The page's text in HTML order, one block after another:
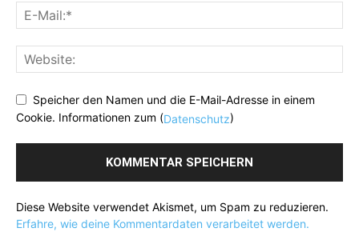
Speicher den Namen und die E-Mail-Adresse in einem
Cookie. Informationen zum (Datenschutz)
Diese Website verwendet Akismet, um Spam zu reduzieren.
Erfahre, wie deine Kommentardaten verarbeitet werden.